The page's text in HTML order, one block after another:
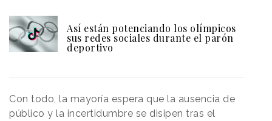
Así están potenciando los olímpicos
sus redes sociales durante el parón
deportivo
Con todo, la mayoría espera que la ausencia de
público y la incertidumbre se disipen tras el